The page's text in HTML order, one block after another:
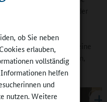
ob Sie neben
erlauben,
vollständig
helfen
und
nutzen. Weitere
Rad steigen oder an der
erledigt sein, bis auf
auf
auch für die Familien eine
Kindern zu beschäftigen,